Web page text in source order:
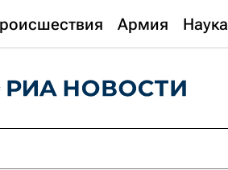
Армия Наука